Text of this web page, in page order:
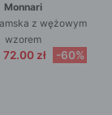
Monnari
z wężowym
wzorem
72.00 zł -60%